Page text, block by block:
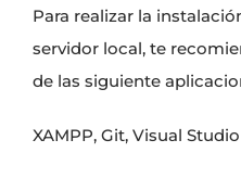
Para realizar la
servidor local, te
de las siguiente
XAMPP, Git, Visual